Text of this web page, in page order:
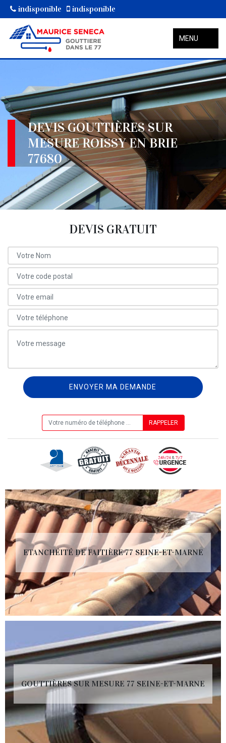
indisponible indisponible
MENU
DEVIS GOUTTIÈRES SUR
MESURE ROISSY EN BRIE
77680
DEVIS GRATUIT
ETANCHÉITÉ DE FAITIÈRE 77 SEINE-ET-MARNE
GOUTTIÈRES SUR MESURE 77 SEINE-ET-MARNE